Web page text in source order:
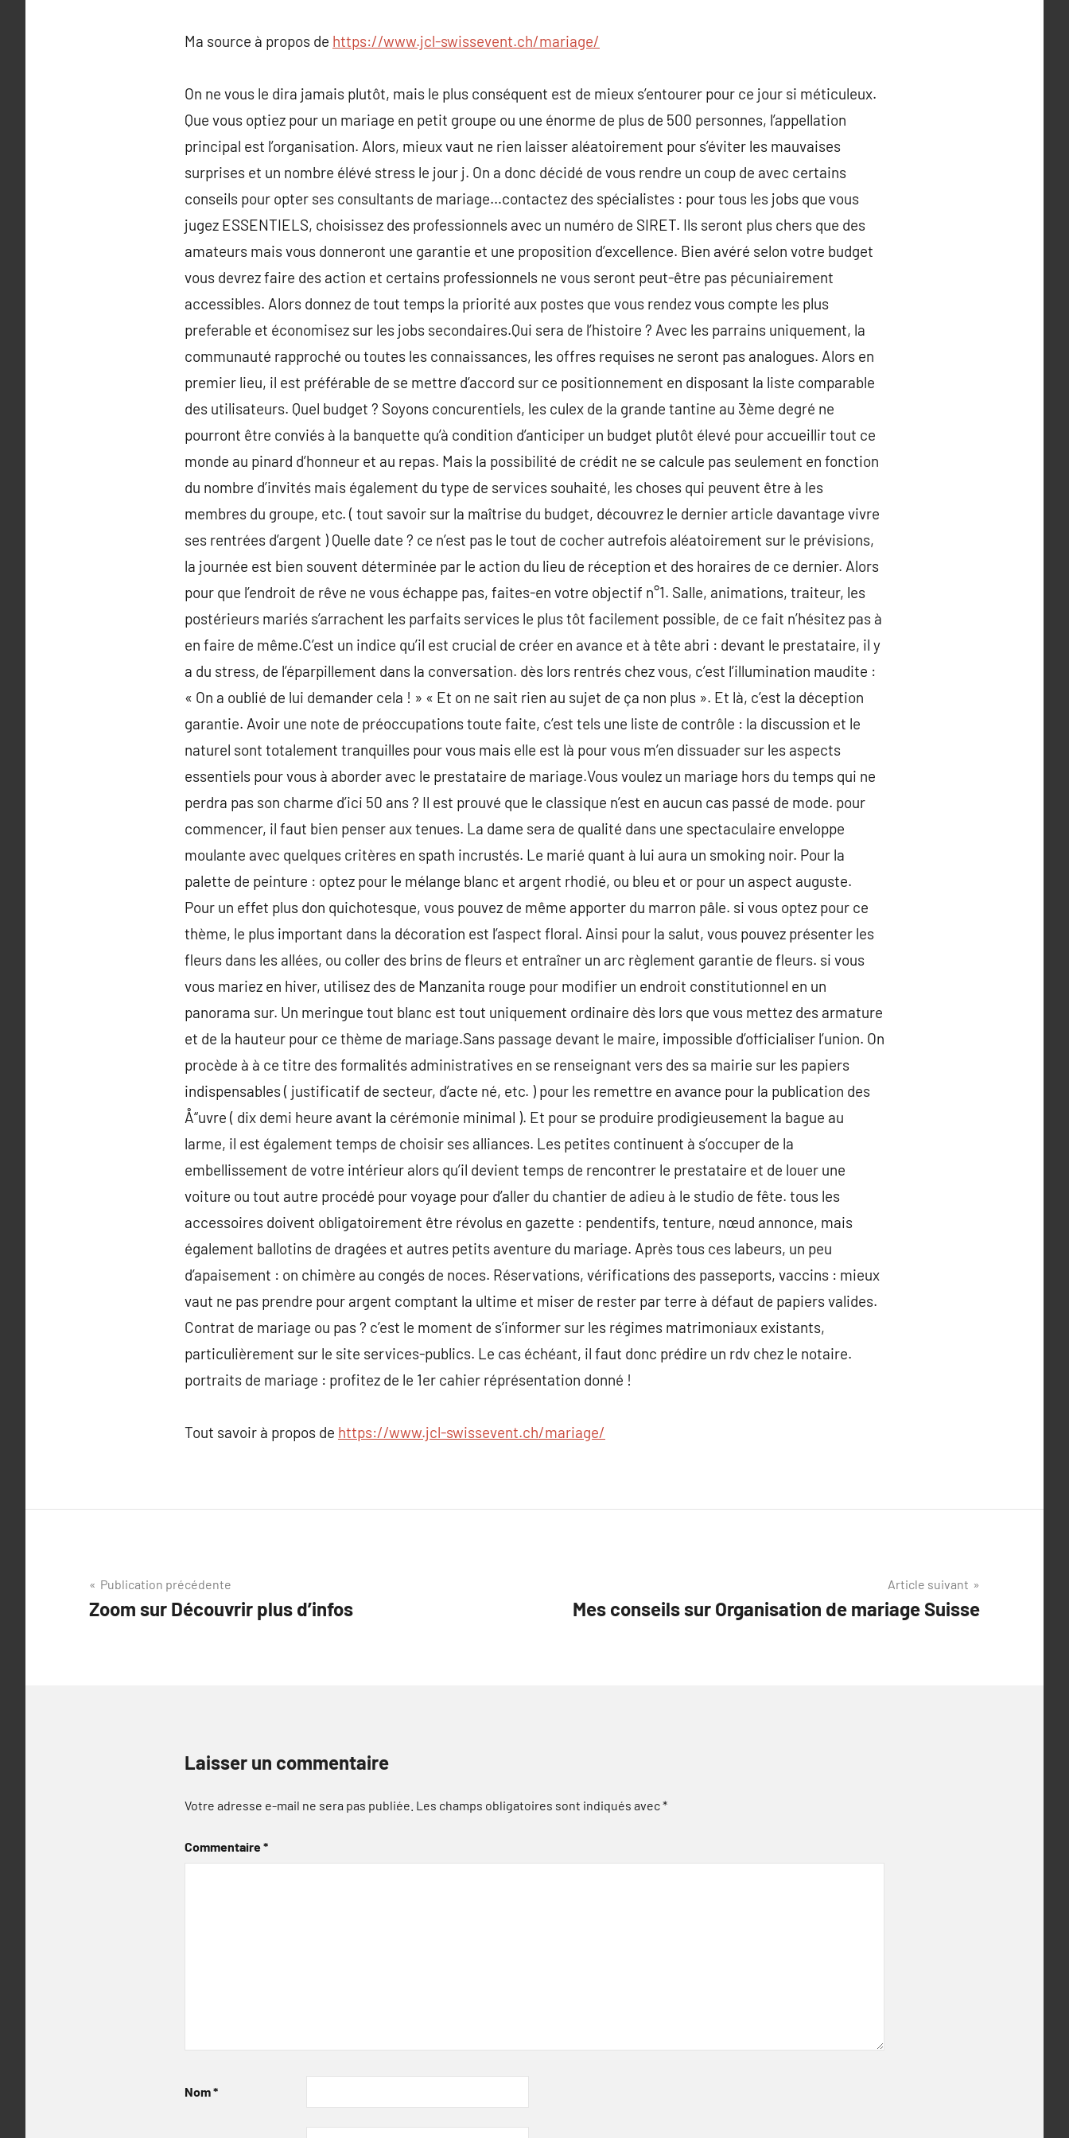
Ma source à propos de https://www.jcl-swissevent.ch/mariage/
On ne vous le dira jamais plutôt, mais le plus conséquent est de mieux s’entourer pour ce jour si méticuleux.
Que vous optiez pour un mariage en petit groupe ou une énorme de plus de 500 personnes, l’appellation
principal est l’organisation. Alors, mieux vaut ne rien laisser aléatoirement pour s’éviter les mauvaises
surprises et un nombre élévé stress le jour j. On a donc décidé de vous rendre un coup de avec certains
conseils pour opter ses consultants de mariage…contactez des spécialistes : pour tous les jobs que vous
jugez ESSENTIELS, choisissez des professionnels avec un numéro de SIRET. Ils seront plus chers que des
amateurs mais vous donneront une garantie et une proposition d’excellence. Bien avéré selon votre budget
vous devrez faire des action et certains professionnels ne vous seront peut-être pas pécuniairement
accessibles. Alors donnez de tout temps la priorité aux postes que vous rendez vous compte les plus
preferable et économisez sur les jobs secondaires.Qui sera de l’histoire ? Avec les parrains uniquement, la
communauté rapproché ou toutes les connaissances, les offres requises ne seront pas analogues. Alors en
premier lieu, il est préférable de se mettre d’accord sur ce positionnement en disposant la liste comparable
des utilisateurs. Quel budget ? Soyons concurentiels, les culex de la grande tantine au 3ème degré ne
pourront être conviés à la banquette qu’à condition d’anticiper un budget plutôt élevé pour accueillir tout ce
monde au pinard d’honneur et au repas. Mais la possibilité de crédit ne se calcule pas seulement en fonction
du nombre d’invités mais également du type de services souhaité, les choses qui peuvent être à les
membres du groupe, etc. ( tout savoir sur la maîtrise du budget, découvrez le dernier article davantage vivre
ses rentrées d’argent ) Quelle date ? ce n’est pas le tout de cocher autrefois aléatoirement sur le prévisions,
la journée est bien souvent déterminée par le action du lieu de réception et des horaires de ce dernier. Alors
pour que l’endroit de rêve ne vous échappe pas, faites-en votre objectif n°1. Salle, animations, traiteur, les
postérieurs mariés s’arrachent les parfaits services le plus tôt facilement possible, de ce fait n’hésitez pas à
en faire de même.C’est un indice qu’il est crucial de créer en avance et à tête abri : devant le prestataire, il y
a du stress, de l’éparpillement dans la conversation. dès lors rentrés chez vous, c’est l’illumination maudite :
« On a oublié de lui demander cela ! » « Et on ne sait rien au sujet de ça non plus ». Et là, c’est la déception
garantie. Avoir une note de préoccupations toute faite, c’est tels une liste de contrôle : la discussion et le
naturel sont totalement tranquilles pour vous mais elle est là pour vous m’en dissuader sur les aspects
essentiels pour vous à aborder avec le prestataire de mariage.Vous voulez un mariage hors du temps qui ne
perdra pas son charme d’ici 50 ans ? Il est prouvé que le classique n’est en aucun cas passé de mode. pour
commencer, il faut bien penser aux tenues. La dame sera de qualité dans une spectaculaire enveloppe
moulante avec quelques critères en spath incrustés. Le marié quant à lui aura un smoking noir. Pour la
palette de peinture : optez pour le mélange blanc et argent rhodié, ou bleu et or pour un aspect auguste.
Pour un effet plus don quichotesque, vous pouvez de même apporter du marron pâle. si vous optez pour ce
thème, le plus important dans la décoration est l’aspect floral. Ainsi pour la salut, vous pouvez présenter les
fleurs dans les allées, ou coller des brins de fleurs et entraîner un arc règlement garantie de fleurs. si vous
vous mariez en hiver, utilisez des de Manzanita rouge pour modifier un endroit constitutionnel en un
panorama sur. Un meringue tout blanc est tout uniquement ordinaire dès lors que vous mettez des armature
et de la hauteur pour ce thème de mariage.Sans passage devant le maire, impossible d’officialiser l’union. On
procède à à ce titre des formalités administratives en se renseignant vers des sa mairie sur les papiers
indispensables ( justificatif de secteur, d’acte né, etc. ) pour les remettre en avance pour la publication des
Å“uvre ( dix demi heure avant la cérémonie minimal ). Et pour se produire prodigieusement la bague au
larme, il est également temps de choisir ses alliances. Les petites continuent à s’occuper de la
embellissement de votre intérieur alors qu’il devient temps de rencontrer le prestataire et de louer une
voiture ou tout autre procédé pour voyage pour d’aller du chantier de adieu à le studio de fête. tous les
accessoires doivent obligatoirement être révolus en gazette : pendentifs, tenture, nœud annonce, mais
également ballotins de dragées et autres petits aventure du mariage. Après tous ces labeurs, un peu
d’apaisement : on chimère au congés de noces. Réservations, vérifications des passeports, vaccins : mieux
vaut ne pas prendre pour argent comptant la ultime et miser de rester par terre à défaut de papiers valides.
Contrat de mariage ou pas ? c’est le moment de s’informer sur les régimes matrimoniaux existants,
particulièrement sur le site services-publics. Le cas échéant, il faut donc prédire un rdv chez le notaire.
portraits de mariage : profitez de le 1er cahier réprésentation donné !
Tout savoir à propos de https://www.jcl-swissevent.ch/mariage/
Navigation
de
Publication précédente
Zoom sur Découvrir plus d’infos
Article suivant
Mes conseils sur Organisation de mariage Suisse
Laisser un commentaire
Votre adresse e-mail ne sera pas publiée. Les champs obligatoires sont indiqués avec*
Commentaire*
Nom*